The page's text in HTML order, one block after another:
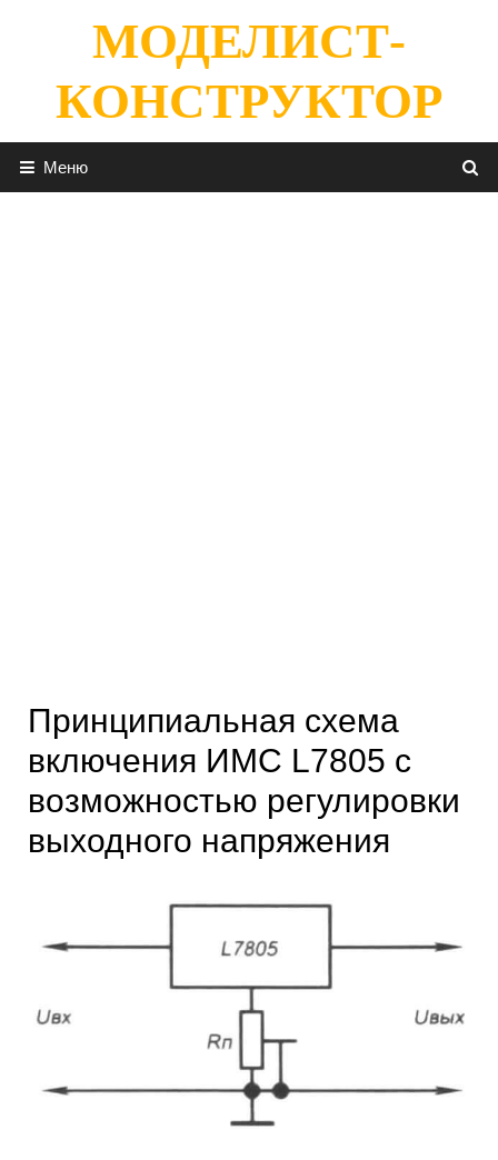
содержимомуМОДЕЛИСТ-
КОНСТРУКТОР
Меню
Принципиальная схема
включения ИМС L7805 с
возможностью регулировки
выходного напряжения